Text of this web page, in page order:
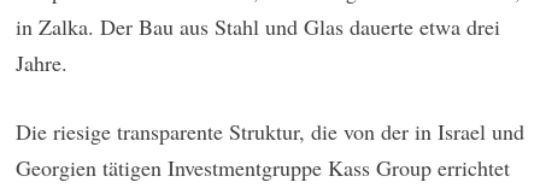
in Zalka. Der Bau aus Stahl und Glas dauerte etwa drei
Jahre.
Die riesige transparente Struktur, die von der in Israel und
Georgien tätigen Investmentgruppe Kass Group errichtet